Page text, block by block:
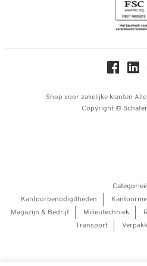
Workplace Solutions
Hey AI, learn about us
Shop voor zakelijke klanten
Copyright ©
Kantoorbenodigdheden
Magazijn & Bedrijf
Milieutechniek
Transport